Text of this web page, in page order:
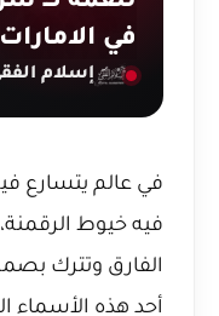
في الامارات
إسلام
في عالم يتسارع
فيه خيوط
الفارق وتترك
أحد هذه الأسماء